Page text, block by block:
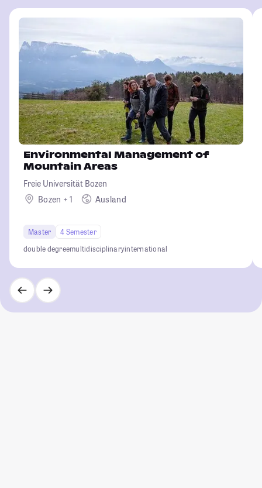
Environmental Management of
Mountain Areas
Freie Universität Bozen
Bozen + 1
Ausland
Master
4 Semester
double degreemultidisciplinaryinternational